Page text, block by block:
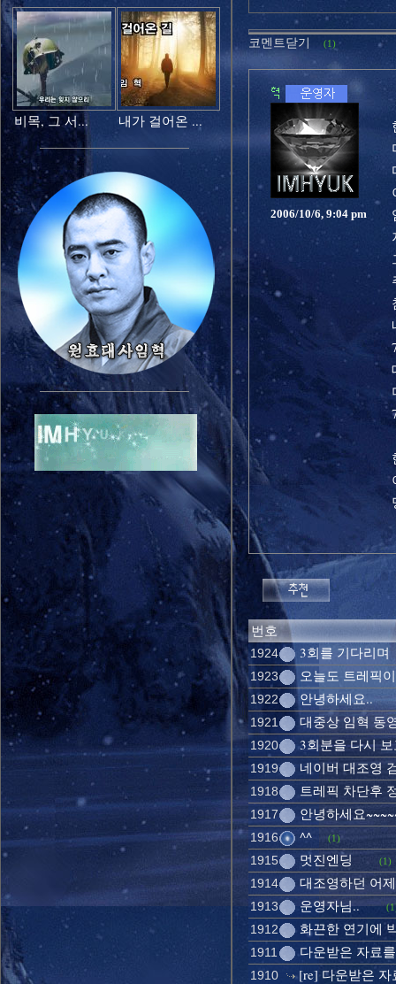
비목, 그 서... 내가 걸어온 ...
코멘트닫기 (1)
2006/10/6, 9:04 pm
번호
1924 3회를 기다리며
1923 오늘도 트레픽
1922 안녕하세요..
1921 대중상 임혁 동
1920 3회분을 다시
1919 네이버 대조영
1918 트레픽 차단후
1917 안녕하세요
1916 ^^ (1)
1915 멋진엔딩 (1)
1914 대조영하던 어
1913 운영자님..
1912 화끈한 연기에
1911 다운받은 자료
1910 [re] 다운받은